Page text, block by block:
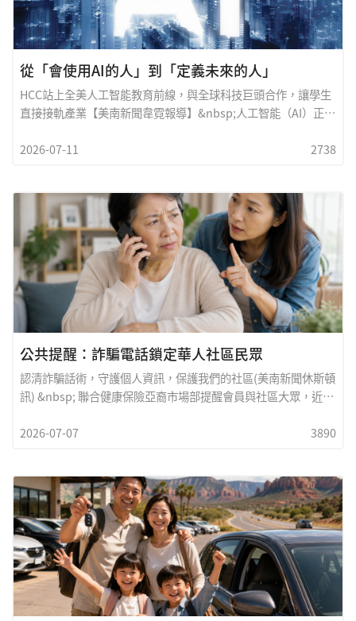
從「會使用AI的人」到「定義未來的人」
HCC站上全美人工智能教育前線，與全球科技巨頭合作，讓學生
直接接軌產業【美南新聞韋霓報導】&nbsp;人工智能（AI）正在
作、教育、設計與日常生活，AI已不再只是科技公司的專利，而
與AI一起工作」。而在這場全球變革之中，Houston City
College（休斯頓城市大學，簡稱HCC）正持續走在全美人工智
能教育的最前線。2025年，Houston Community College正式
更名為Houston City College，但不變的是它持續推動教育創
新、培養實戰人才的核心精神。近年來，HCC在人工智能教育上
的快速布局，不僅讓休斯頓成為AI人才的重要培育基地，也讓更
多普通學生看見一條嶄新的未來道路
2026-07-11 2738
公共提醒：詐騙電話鎖定華人社區民眾
認清詐騙話術，守護個人資訊，保護我們的社區(美南新聞休斯頓
訊) &nbsp; 聯合健康保險亞裔市場部提醒會員與社區大眾，近期
看似來自保險公司 (包括聯合健康保險) 或其他醫療保健機構，目
包括：
2026-07-07 3890